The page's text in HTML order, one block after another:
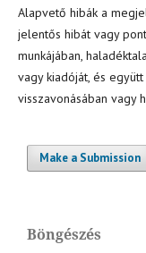
Alapvető hibák a
jelentős hibát vagy
munkájában,
vagy kiadóját, és
visszavonásában vagy
Make a Submission
Böngészés